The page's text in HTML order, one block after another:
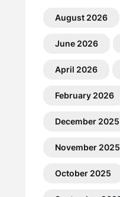
August 2026
June 2026
April 2026
February 2026
December 2025
November 2025
October 2025